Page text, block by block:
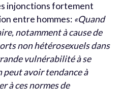
injonctions fortement
entre hommes: «Quand
notamment à cause de
non hétérosexuels dans
vulnérabilité à se
peut avoir tendance à
à ces normes de